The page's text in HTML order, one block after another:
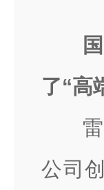
了“高
公司